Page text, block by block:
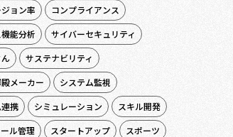
ョン率
コンプライアンス
能分析
サイバーセキュリティ
サステナビリティ
メーカー
システム監視
携
シミュレーション
スキル開発
ル管理
スタートアップ
スポーツ